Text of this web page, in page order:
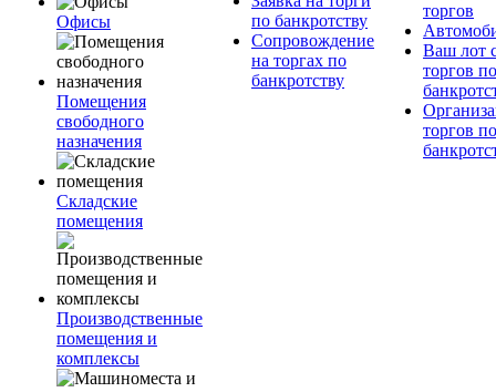
Офисы
Помещения
свободного
назначения
Складские
помещения
Производственные
помещения и
комплексы
по банкротству
Сопровождение
на торгах по
банкротству
торгов
Ваш лот
торгов по
торгов по